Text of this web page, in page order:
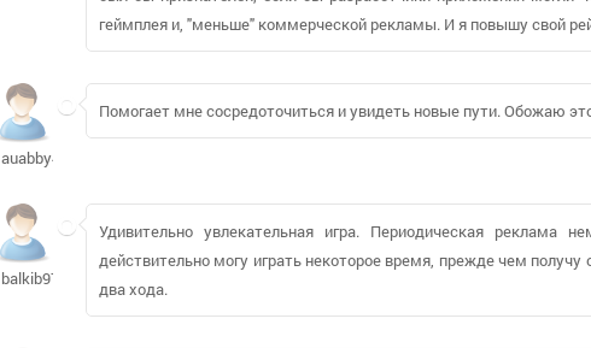
геймплея и, "меньше" коммерческой рекламы. И я повышу свой
auabby420
Помогает мне сосредоточиться и увидеть новые пути. Обожаю
balkib977
Удивительно увлекательная игра. Периодическая реклама
действительно могу играть некоторое время, прежде чем
два хода.